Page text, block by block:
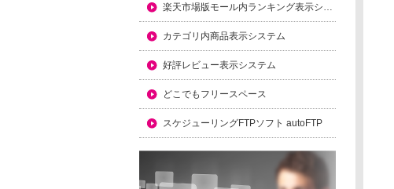
楽天市場版モール内ランキング表示システム
カテゴリ内商品表示システム
好評レビュー表示システム
どこでもフリースペース
スケジューリングFTPソフト autoFTP